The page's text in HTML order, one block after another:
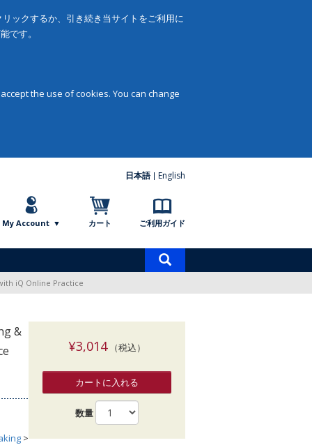
ックするか、引き続き当サイトをご利用に
です。
the use of cookies. You can change
日本語 English
My Account カート ご利用ガイド
索
iQ Online Practice
&
>
¥3,014（税込）
カートに入れる
数量